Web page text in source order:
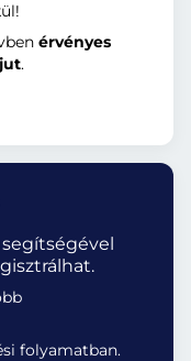
folyamatban.
érvényes
.